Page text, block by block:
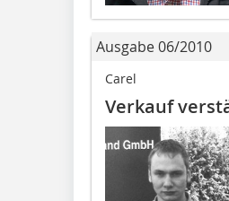
Ausgabe 06/2010
Carel
Verkauf